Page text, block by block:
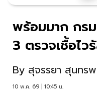
พร้อมมาก กร
3 ตรวจเชื้อไ
By สุจรรยา สุนทร
10 พ.ค. 69 | 10:45 น.